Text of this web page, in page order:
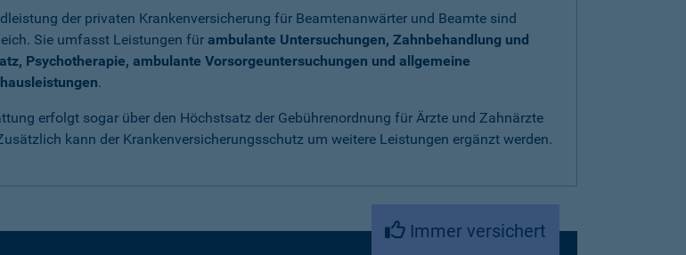
der privaten Krankenversicherung für Beamtenanwärter und Beamte sind
Sie umfasst Leistungen für ambulante Untersuchungen, Zahnbehandlung und
Psychotherapie, ambulante Vorsorgeuntersuchungen und allgemeine
.
erfolgt sogar über den Höchstsatz der Gebührenordnung für Ärzte und Zahnärzte
kann der Krankenversicherungsschutz um weitere Leistungen ergänzt werden.
Immer versichert